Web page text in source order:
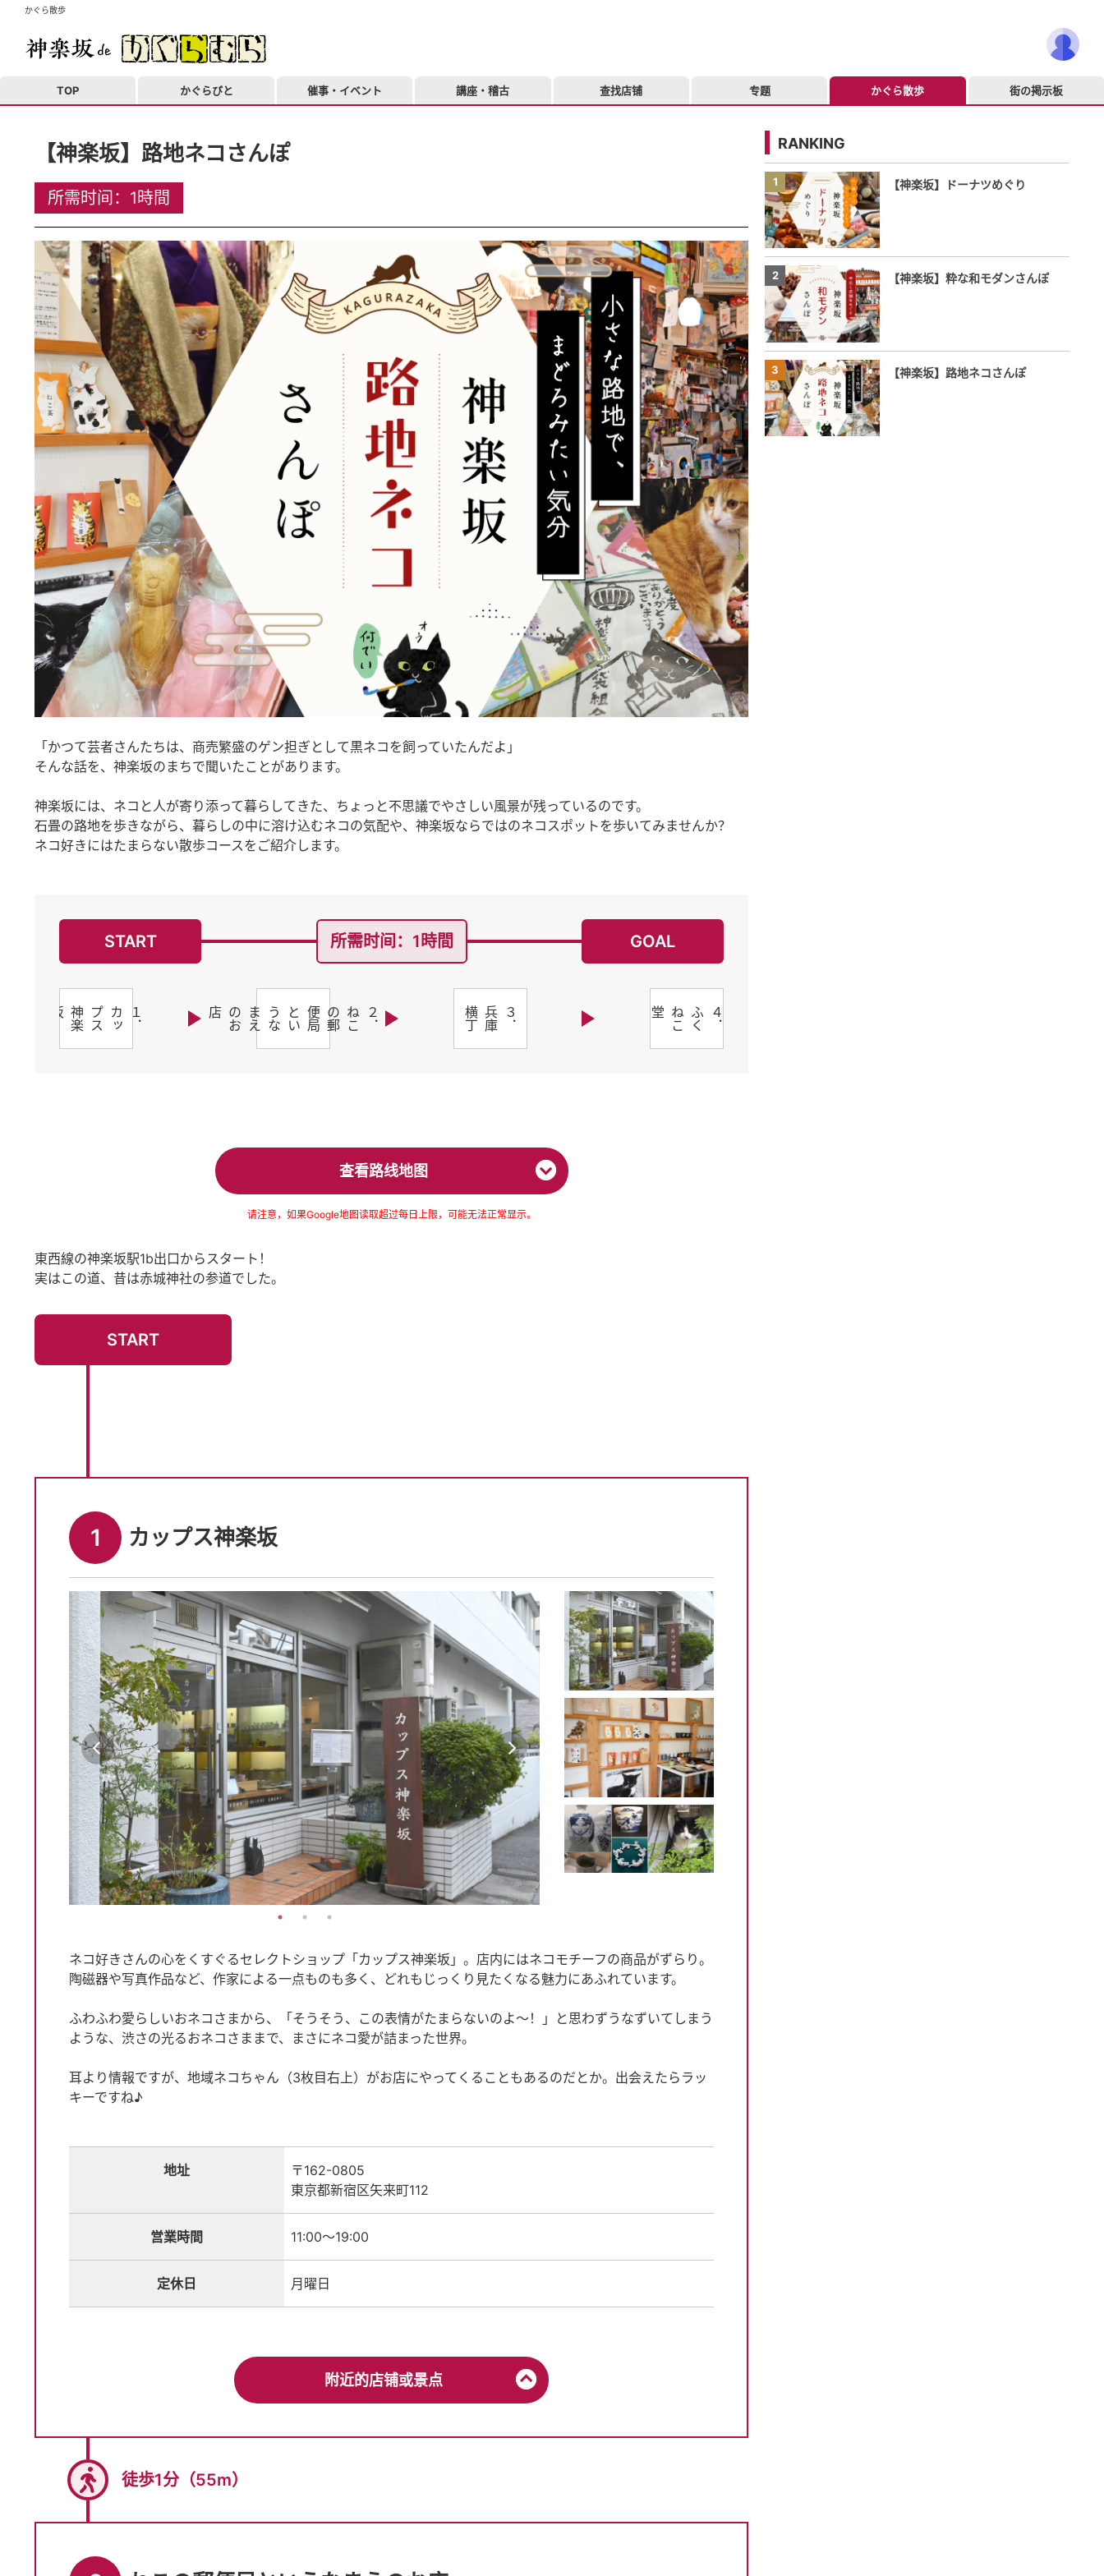
かぐら散歩
TOP かぐらびと 催事・イベント 講座・稽古 查找店铺 专题 かぐら散歩 街の掲示板
【神楽坂】路地ネコさんぽ
所需时间：1時間
「かつて芸者さんたちは、商売繁盛のゲン担ぎとして黒ネコを飼っていたんだよ」
そんな話を、神楽坂のまちで聞いたことがあります。
神楽坂には、ネコと人が寄り添って暮らしてきた、ちょっと不思議でやさしい風景が残っているのです。
石畳の路地を歩きながら、暮らしの中に溶け込むネコの気配や、神楽坂ならではのネコスポットを歩いてみませんか？
ネコ好きにはたまらない散歩コースをご紹介します。
START 所需时间：1時間 GOAL
１
．
カ
ッ
プ
ス
神
楽
坂 ２
．
ね
こ
の
郵
便
局
と
い
う
な
ま
え
の
お
店 ３
．
兵
庫
横
丁 ４
．
ふ
く
ね
こ
堂
查看路线地图
请注意，如果Google地图读取超过每日上限，可能无法正常显示。
東西線の神楽坂駅1b出口からスタート！
実はこの道、昔は赤城神社の参道でした。
START
1 カップス神楽坂
ネコ好きさんの心をくすぐるセレクトショップ「カップス神楽坂」。店内にはネコモチーフの商品がずらり。
陶磁器や写真作品など、作家による一点ものも多く、どれもじっくり見たくなる魅力にあふれています。
ふわふわ愛らしいおネコさまから、「そうそう、この表情がたまらないのよ〜！」と思わずうなずいてしまう
ような、渋さの光るおネコさままで、まさにネコ愛が詰まった世界。
耳より情報ですが、地域ネコちゃん（3枚目右上）がお店にやってくることもあるのだとか。出会えたらラッ
キーですね♪
地址
〒162-0805
東京都新宿区矢来町112
営業時間 11:00～19:00
定休日 月曜日
附近的店铺或景点
徒歩1分（55m）
RANKING
1 【神楽坂】ドーナツめぐり
2 【神楽坂】粋な和モダンさんぽ
3 【神楽坂】路地ネコさんぽ